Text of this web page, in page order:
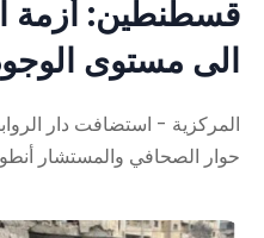
قسطنطين: أزمة
الى مستوى الوجود
المركزية - استضافت دار
حوار الصحافي والمستشار